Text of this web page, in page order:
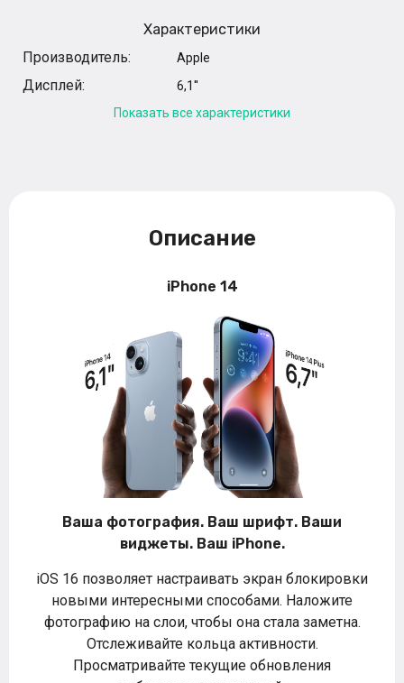
Характеристики
Производитель:
Apple
Дисплей:
6,1''
Показать все характеристики
Описание
iPhone 14
Ваша фотография. Ваш шрифт. Ваши
виджеты. Ваш iPhone.
iOS 16 позволяет настраивать экран блокировки
новыми интересными способами. Наложите
фотографию на слои, чтобы она стала заметна.
Отслеживайте кольца активности.
Просматривайте текущие обновления